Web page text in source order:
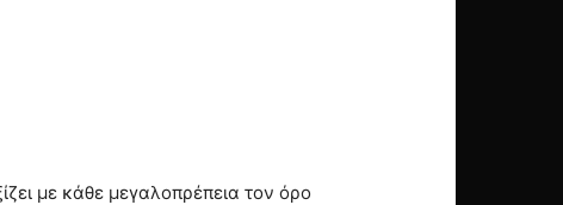
με κάθε μεγαλοπρέπεια τον όρο